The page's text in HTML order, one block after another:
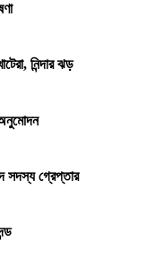
নিন্দার ঝড়
অনুমোদন
সদস্য গ্রেপ্তার